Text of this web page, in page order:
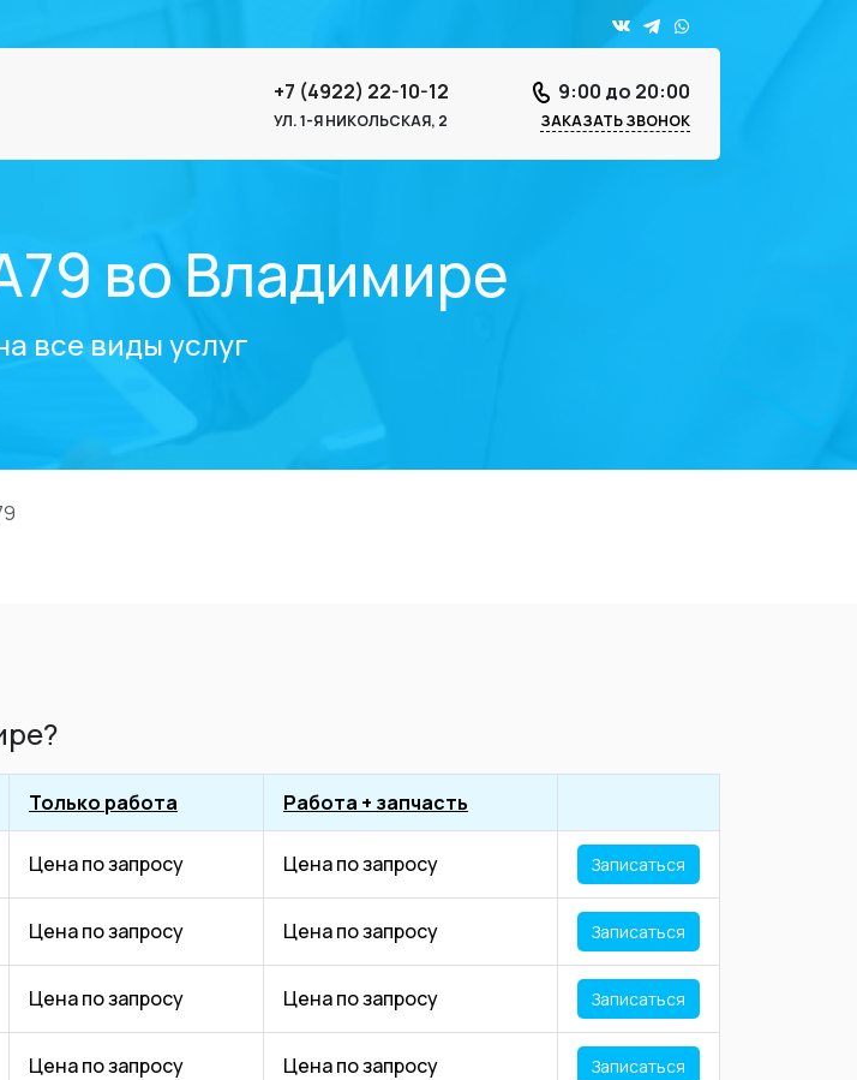
+7 (4922) 22-10-12
УЛ. 1-Я НИКОЛЬСКАЯ, 2
9:00 до 20:00
ЗАКАЗАТЬ ЗВОНОК
во Владимире
все виды услуг
Только работа Работа + запчасть
Цена по запросу Цена по запросу Записаться
Цена по запросу Цена по запросу Записаться
Цена по запросу Цена по запросу Записаться
Цена по запросу Цена по запросу Записаться